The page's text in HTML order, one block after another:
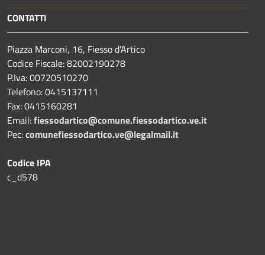
CONTATTI
Piazza Marconi, 16, Fiesso d'Artico
Codice Fiscale: 82002190278
P.Iva: 00720510270
Telefono:0415137111
Fax:0415160281
Email:fiessodartico@comune.fiessodartico.ve.it
Pec:comunefiessodartico.ve@legalmail.it
Codice IPA
c_d578